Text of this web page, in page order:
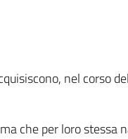
nel corso
che per loro stessa